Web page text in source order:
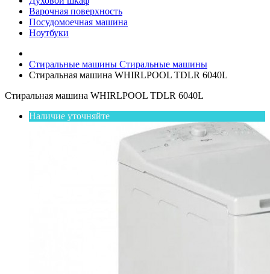
Варочная поверхность
Посудомоечная машина
Ноутбуки
Стиральные машины Стиральные машины
Стиральная машина WHIRLPOOL TDLR 6040L
Стиральная машина WHIRLPOOL TDLR 6040L
Наличие уточняйте